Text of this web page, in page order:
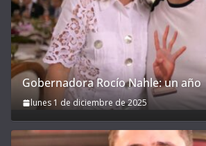
Gobernadora Rocío Nahle: un año
lunes 1 de diciembre de 2025